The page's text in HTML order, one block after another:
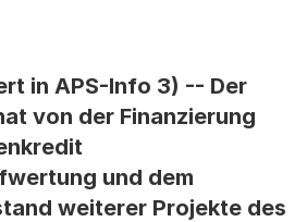
in APS-Info 3) -- Der
von der Finanzierung
und dem
weiterer Projekte des